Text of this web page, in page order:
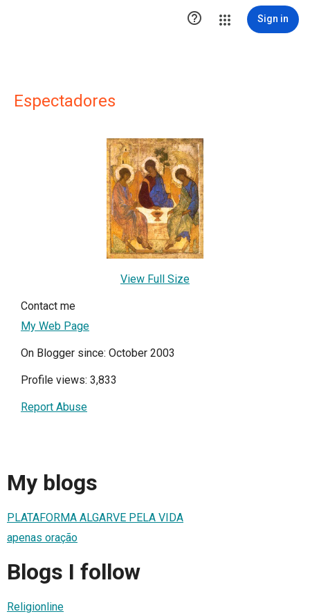
 Sign in
Espectadores
View Full Size
Contact me
My Web Page
On Blogger since: October 2003
Profile views: 3,833
Report Abuse
My blogs
PLATAFORMA ALGARVE PELA VIDA
apenas oração
Blogs I follow
Religionline